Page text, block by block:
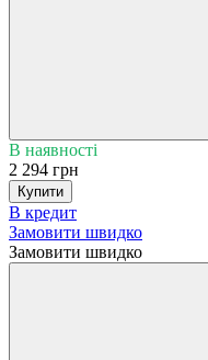
В наявності
2 294 грн
Купити
В кредит
Замовити швидко
Замовити швидко